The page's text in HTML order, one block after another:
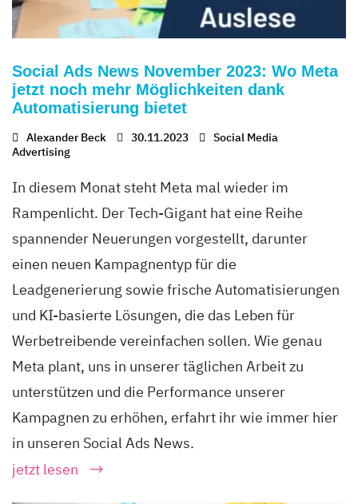
Social Ads News November 2023: Wo Meta
jetzt noch mehr Möglichkeiten dank
Automatisierung bietet
Alexander Beck 30.11.2023
Social Media
Advertising
In diesem Monat steht Meta mal wieder im
Rampenlicht. Der Tech-Gigant hat eine Reihe
spannender Neuerungen vorgestellt, darunter
einen neuen Kampagnentyp für die
Leadgenerierung sowie frische Automatisierungen
und KI-basierte Lösungen, die das Leben für
Werbetreibende vereinfachen sollen. Wie genau
Meta plant, uns in unserer täglichen Arbeit zu
unterstützen und die Performance unserer
Kampagnen zu erhöhen, erfahrt ihr wie immer hier
in unseren Social Ads News.
jetzt lesen